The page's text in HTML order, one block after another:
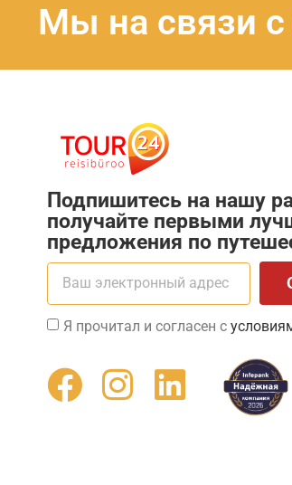
Мы на связи
Подпишитесь на нашу
получайте первыми
предложения по
Я прочитал и согласен с